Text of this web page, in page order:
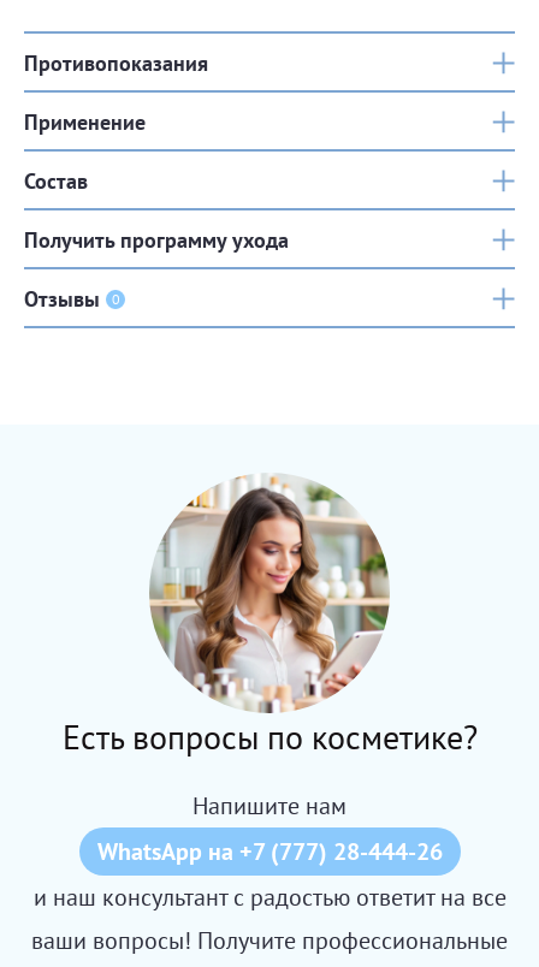
Противопоказания
Применение
Состав
Получить программу ухода
Отзывы 0
Есть вопросы по косметике?
Напишите нам
WhatsApp на +7 (777) 28-444-26
и наш консультант с радостью ответит на все
ваши вопросы! Получите профессиональные